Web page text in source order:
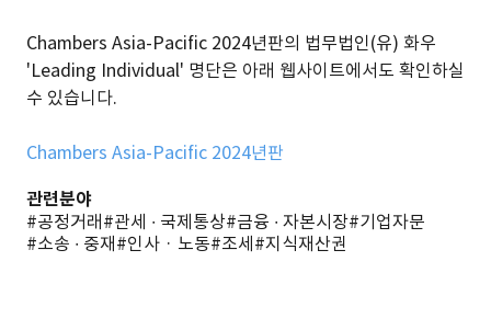
Chambers Asia-Pacific 2024년판의 법무법인(유) 화우
'Leading Individual' 명단은 아래 웹사이트에서도 확인하실
수 있습니다.
Chambers Asia-Pacific 2024년판
관련분야
#공정거래 #관세 ∙ 국제통상#금융 ∙ 자본시장#기업자문
#소송 ∙ 중재 #인사 · 노동#조세 #지식재산권